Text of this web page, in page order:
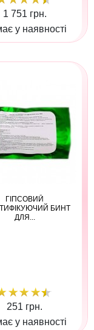
1 751 грн.
у наявності
ГІПСОВИЙ
БИНТ
ДЛЯ...
251 грн.
у наявності